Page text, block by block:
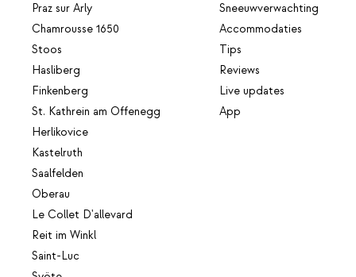
Praz sur Arly
Chamrousse 1650
Stoos
Hasliberg
Finkenberg
St. Kathrein am Offenegg
Herlikovice
Kastelruth
Saalfelden
Oberau
Le Collet D'allevard
Reit im Winkl
Saint-Luc
Sneeuwverwachting
Accommodaties
Tips
Reviews
Live updates
App